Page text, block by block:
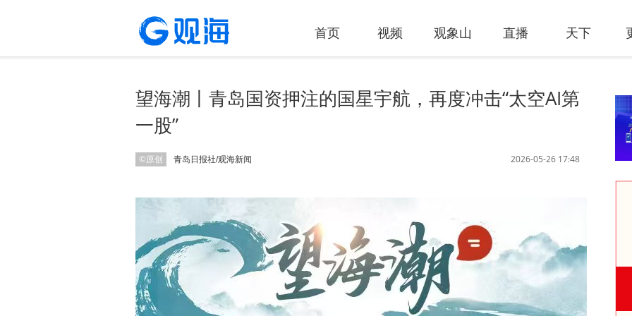
首页 视频 观象山 直播 天下
望海潮丨青岛国资押注的国星宇航，再度冲击“太空AI第
一股”
©原创 2026-05-26 17:48
青岛日报社/观海新闻